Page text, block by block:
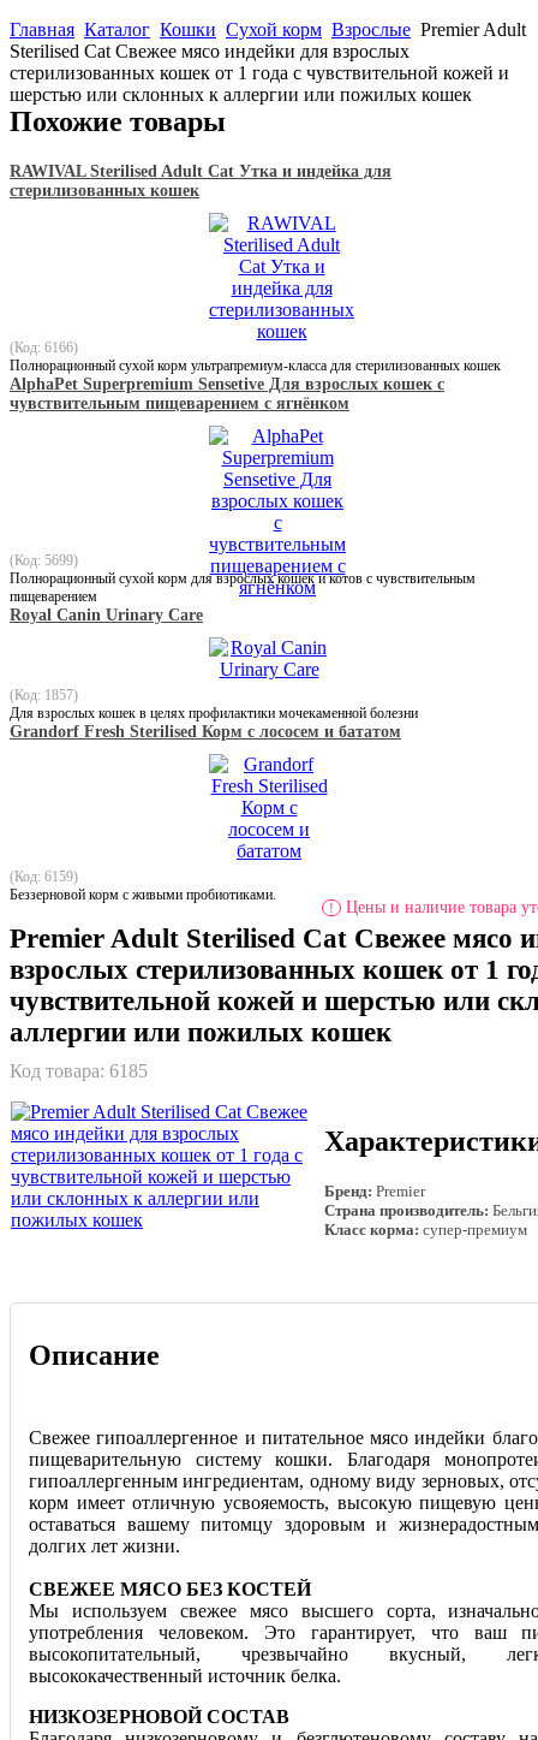
Главная Каталог Кошки Сухой корм Взрослые Premier Adult
Sterilised Cat Свежее мясо индейки для взрослых
стерилизованных кошек от 1 года с чувствительной кожей и
шерстью или склонных к аллергии или пожилых кошек
Похожие товары
RAWIVAL Sterilised Adult Cat Утка и индейка для
стерилизованных кошек
(Код: 6166)
Полнорационный сухой корм ультрапремиум-класса для стерилизованных кошек
AlphaPet Superpremium Sensetive Для взрослых кошек с
чувствительным пищеварением с ягнёнком
(Код: 5699)
Полнорационный сухой корм для взрослых кошек и котов с чувствительным
пищеварением
Royal Canin Urinary Care
(Код: 1857)
Для взрослых кошек в целях профилактики мочекаменной болезни
Grandorf Fresh Sterilised Корм с лососем и бататом
(Код: 6159)
Беззерновой корм с живыми пробиотиками.
! Цены и наличие товара
Premier Adult Sterilised Cat Свежее мясо
взрослых стерилизованных кошек от 1
чувствительной кожей и шерстью или
аллергии или пожилых кошек
Код товара: 6185
Бренд: Premier
Страна производитель:
Класс корма: супер-премиум
Описание
Свежее гипоаллергенное и питательное мясо индейки
пищеварительную систему кошки. Благодаря
гипоаллергенным ингредиентам, одному виду зерновых,
корм имеет отличную усвояемость, высокую пищевую
оставаться вашему питомцу здоровым и
долгих лет жизни.
СВЕЖЕЕ МЯСО БЕЗ КОСТЕЙ
Мы используем свежее мясо высшего сорта,
употребления человеком. Это гарантирует, что ваш
высокопитательный, чрезвычайно вкусный,
высококачественный источник белка.
НИЗКОЗЕРНОВОЙ СОСТАВ